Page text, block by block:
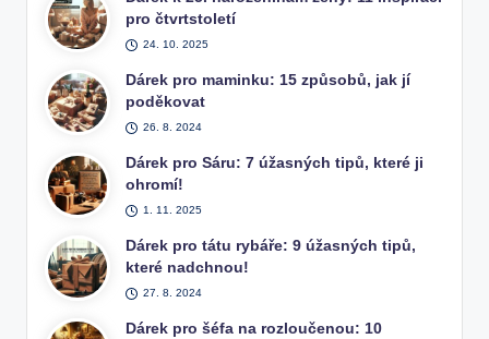
pro čtvrtstoletí
24. 10. 2025
Dárek pro maminku: 15 způsobů, jak jí
poděkovat
26. 8. 2024
Dárek pro Sáru: 7 úžasných tipů, které ji
ohromí!
1. 11. 2025
Dárek pro tátu rybáře: 9 úžasných tipů,
které nadchnou!
27. 8. 2024
Dárek pro šéfa na rozloučenou: 10